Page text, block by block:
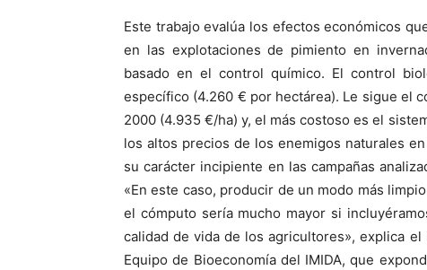
Este trabajo evalúa los efectos económicos
en las explotaciones de pimiento en
basado en el control químico. El control
específico (4.260 € por hectárea). Le sigue el
2000 (4.935 €/ha) y, el más costoso es el
los altos precios de los enemigos naturales
su carácter incipiente en las campañas
«En este caso, producir de un modo más
el cómputo sería mucho mayor si
calidad de vida de los agricultores», explica
Equipo de Bioeconomía del IMIDA, que